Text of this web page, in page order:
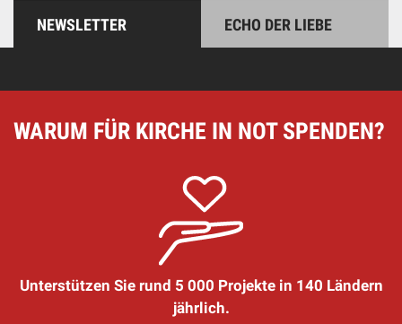
NEWSLETTER ECHO DER LIEBE
WARUM FÜR KIRCHE IN NOT SPENDEN?
Unterstützen Sie rund 5 000 Projekte in 140 Ländern
jährlich.